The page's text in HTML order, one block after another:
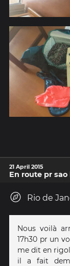
21 April 2015
En route pr sao
Rio de
Nous voilà
17h30 pr un
me dit en
il a fait